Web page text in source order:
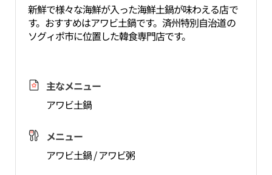
新鮮で様々な海鮮が入った海鮮土鍋が味わえる店で
す。おすすめはアワビ土鍋です。済州特別自治道の
ソグィポ市に位置した韓食専門店です。
主なメニュー
アワビ土鍋
メニュー
アワビ土鍋 / アワビ粥